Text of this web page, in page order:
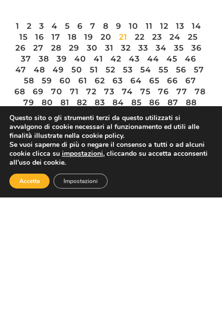
1 2 3 4 5 6 7 8 9 10 11 12 13
14
15
16 17 18 19 20 21 22 23 24
25
26
27 28 29 30 31 32 33 34 35
36
37
38 39 40 41 42 43 44 45
46
47
48 49 50 51 52 53 54 55 56
57
58
59 60 61 62 63 64 65 66
67
68
69 70 71 72 73 74 75 76 77
78
79
80 81 82 83 84 85 86 87
88
89
90 92 93 95 96 97
ASSOTURISMO
Questo sito o gli strumenti terzi da questo utilizzati si
avvalgono di cookie necessari al funzionamento ed utili alle
finalità illustrate nella cookie policy.
Se vuoi saperne di più o negare il consenso a tutti o ad alcuni
cookie clicca su impostazioni, cliccando su accetta acconsenti
all’uso dei cookie.
Accetta Impostazioni